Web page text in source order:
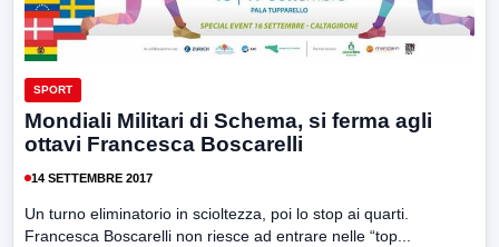
SPORT
Mondiali Militari di Schema, si ferma agli
ottavi Francesca Boscarelli
14 SETTEMBRE 2017
Un turno eliminatorio in scioltezza, poi lo stop ai quarti.
Francesca Boscarelli non riesce ad entrare nelle “top...